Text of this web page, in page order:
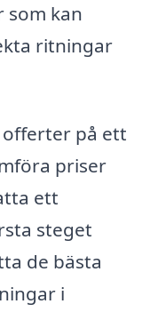
kan
ritningar
offerter på ett
priser
ett
steget
de bästa
i